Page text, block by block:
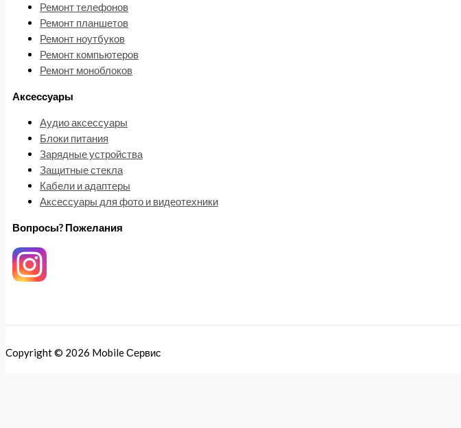
Ремонт телефонов
Ремонт планшетов
Ремонт ноутбуков
Ремонт компьютеров
Ремонт моноблоков
Аксессуары
Аудио аксессуары
Блоки питания
Зарядные устройства
Защитные стекла
Кабели и адаптеры
Аксессуары для фото и видеотехники
Вопросы? Пожелания
Copyright © 2026 Mobile Сервис